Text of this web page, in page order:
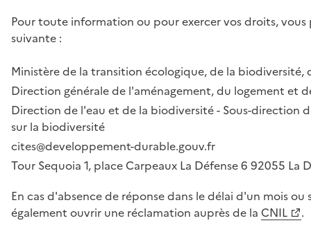
Pour toute information ou pour exercer vos droits,
suivante :
Ministère de la transition écologique, de la biodiversité,
Direction générale de l'aménagement, du logement et
Direction de l'eau et de la biodiversité - Sous-direction
sur la biodiversité
cites@developpement-durable.gouv.fr
Tour Sequoia 1, place Carpeaux La Défense 6 92055 La
En cas d'absence de réponse dans le délai d'un mois
également ouvrir une réclamation auprès de la CNIL .